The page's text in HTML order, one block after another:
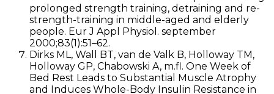
prolonged strength training, detraining and re-
strength-training in middle-aged and elderly
people. Eur J Appl Physiol. september
2000;83(1):51–62.
Dirks ML, Wall BT, van de Valk B, Holloway TM,
Holloway GP, Chabowski A, m.fl. One Week of
Bed Rest Leads to Substantial Muscle Atrophy
and Induces Whole-Body Insulin Resistance in